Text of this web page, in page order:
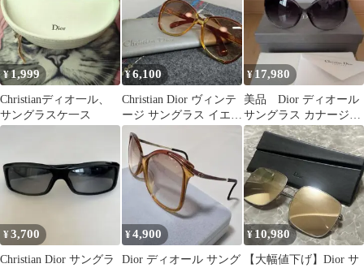
¥1,999
Christianディオ一ル、
サングラスケ一ス
¥6,100
Christian Dior ヴィンテ
ージ サングラス イエロ
ー 度なし
¥17,980
美品 Dior ディオール
サングラス カナージ
ュ ショップカード付
き
¥3,700
Christian Dior サングラ
¥4,900
Dior ディオール サング
¥10,980
【大幅値下げ】Dior サ